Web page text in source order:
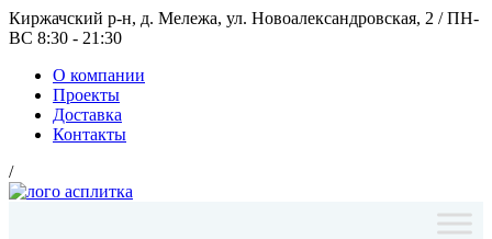
Киржачский р-н, д. Мележа, ул. Новоалександровская, 2 / ПН-
ВС 8:30 - 21:30
О компании
Проекты
Доставка
Контакты
/